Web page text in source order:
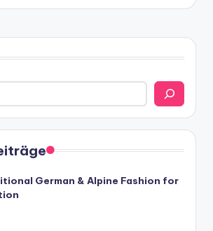
German & Alpine Fashion for